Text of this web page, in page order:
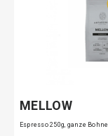
MELLOW
Espresso 250g, ganze Bohne